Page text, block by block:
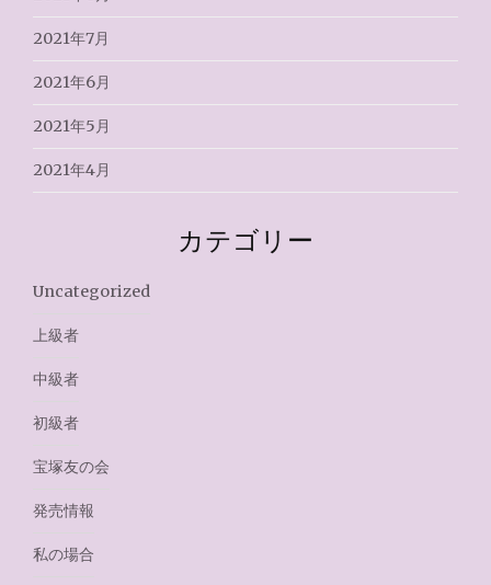
2021年7月
2021年6月
2021年5月
2021年4月
カテゴリー
Uncategorized
上級者
中級者
初級者
宝塚友の会
発売情報
私の場合